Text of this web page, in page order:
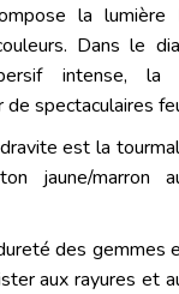
la lumière
Dans le
intense, la
de spectaculaires
est la
jaune/marron
des gemmes
aux rayures et